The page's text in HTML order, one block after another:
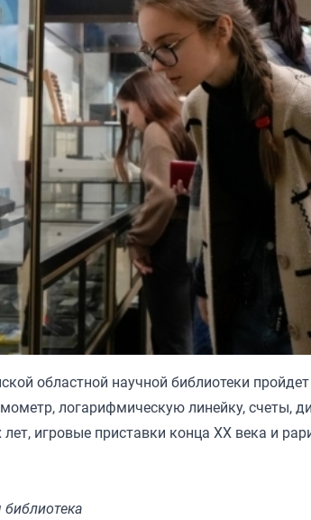
областной научной библиотеки
логарифмическую линейку, счеты,
игровые приставки конца XX века и